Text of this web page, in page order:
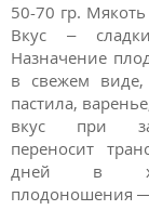
50-70 гр.
Вкус –
Назначение
в свежем виде,
пастила,
вкус при
переносит
дней в
плодоношения